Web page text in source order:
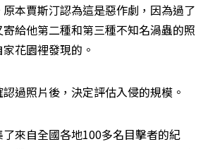
本賈斯汀認為這是惡作劇，因為過了
給他第二種和第三種不知名渦蟲的照
花園裡發現的。
過照片後，決定評估入侵的規模。
來自全國各地100多名目擊者的紀